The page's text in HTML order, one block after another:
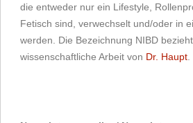
die entweder nur ein Lifestyle,
Fetisch sind, verwechselt und/oder in
werden. Die Bezeichnung NIBD
wissenschaftliche Arbeit von Dr. Haupt